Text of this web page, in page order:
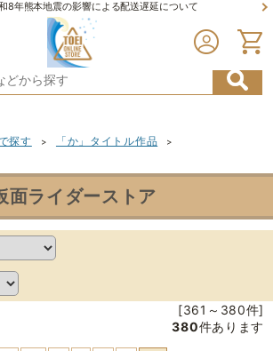
和8年熊本地震の影響による配送遅延について
探す > 「か」タイトル作品 >
面ライダーストア
[361～380件]
380件あります